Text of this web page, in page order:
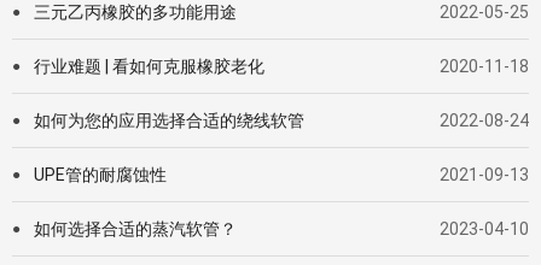
● 三元乙丙橡胶的多功能用途 2022-05-25
● 行业难题 | 看如何克服橡胶老化 2020-11-18
● 如何为您的应用选择合适的绕线软管 2022-08-24
● UPE管的耐腐蚀性 2021-09-13
● 如何选择合适的蒸汽软管？ 2023-04-10